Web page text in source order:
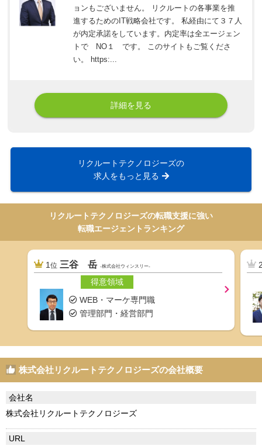
ョンもございません。 リクルートの各事業を推
進するためのIT戦略会社です。 私経由にて３７人
が内定承諾をしています。内定率は全エージェン
トで NO１ です。 このサイトもご覧くださ
い。 https:...
詳細を見る
リクルートテクノロジーズの
求人をもっと見る
リクルートテクノロジーズの転職支援に強い
転職エージェントランキング
1位 三谷 岳 -株式会社ウィンスリー-
得意領域
WEB・マーケ専門職
管理部門・経営部門
株式会社リクルートテクノロジーズの会社概要
会社名
株式会社リクルートテクノロジーズ
URL